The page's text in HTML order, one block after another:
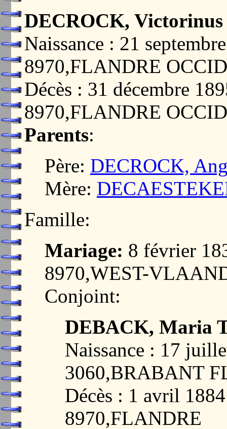
DECROCK, Victorinus
Naissance : 21
8970,FLANDRE
Décès : 31 décembre
8970,FLANDRE
Parents:
Père: DECROCK,
Mère:
Famille:
Mariage: 8 février
8970,WEST-
Conjoint:
DEBACK, Maria
Naissance : 17
3060,BRABANT
Décès : 1 avril
8970,FLANDRE